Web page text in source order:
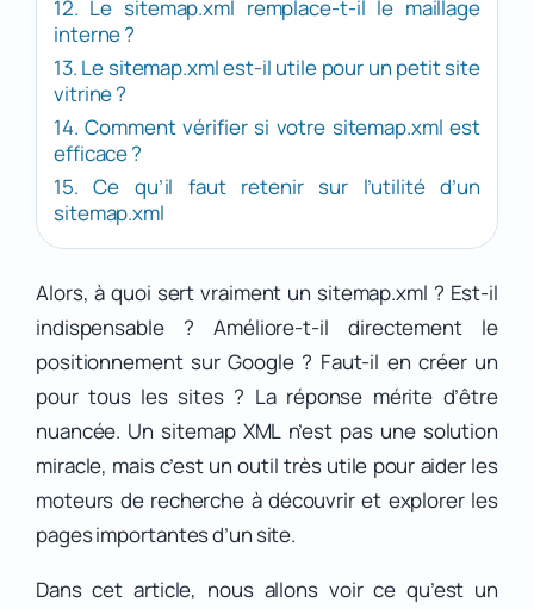
12. Le sitemap.xml remplace-t-il le maillage
interne ?
13. Le sitemap.xml est-il utile pour un petit site
vitrine ?
14. Comment vérifier si votre sitemap.xml est
efficace ?
15. Ce qu’il faut retenir sur l’utilité d’un
sitemap.xml
Alors, à quoi sert vraiment un sitemap.xml ? Est-il
indispensable ? Améliore-t-il directement le
positionnement sur Google ? Faut-il en créer un
pour tous les sites ? La réponse mérite d’être
nuancée. Un sitemap XML n’est pas une solution
miracle, mais c’est un outil très utile pour aider les
moteurs de recherche à découvrir et explorer les
pages importantes d’un site.
Dans cet article, nous allons voir ce qu’est un